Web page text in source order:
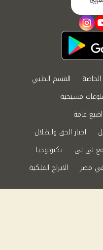
youtube
instagram
الخاصة
القسم الطبي
مسيحية
عامة
اخبار الحق والضلال
لى لى
تكنولوجيا
في مصر
الابراج الفلكية